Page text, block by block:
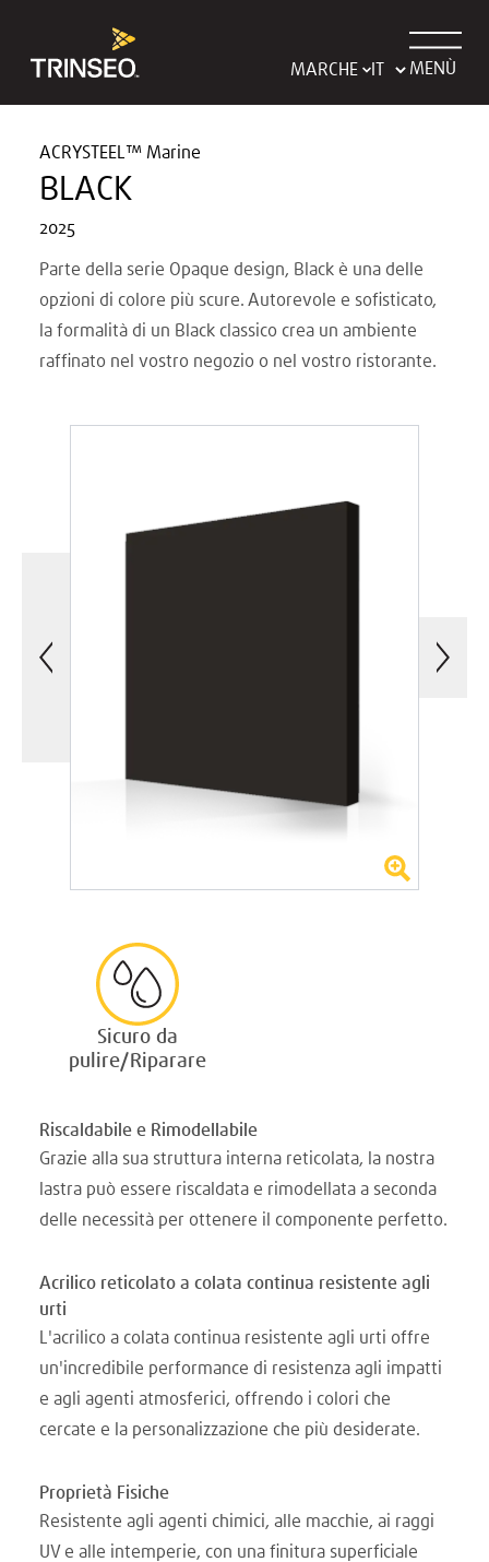
MARCHE MENÙ
ACRYSTEEL™ Marine
BLACK
2025
Parte della serie Opaque design, Black è una delle
opzioni di colore più scure. Autorevole e sofisticato,
la formalità di un Black classico crea un ambiente
raffinato nel vostro negozio o nel vostro ristorante.
Sicuro da
pulire/Riparare
Riscaldabile e Rimodellabile
Grazie alla sua struttura interna reticolata, la nostra
lastra può essere riscaldata e rimodellata a seconda
delle necessità per ottenere il componente perfetto.
Acrilico reticolato a colata continua resistente agli
urti
L'acrilico a colata continua resistente agli urti offre
un'incredibile performance di resistenza agli impatti
e agli agenti atmosferici, offrendo i colori che
cercate e la personalizzazione che più desiderate.
Proprietà Fisiche
Resistente agli agenti chimici, alle macchie, ai raggi
UV e alle intemperie, con una finitura superficiale